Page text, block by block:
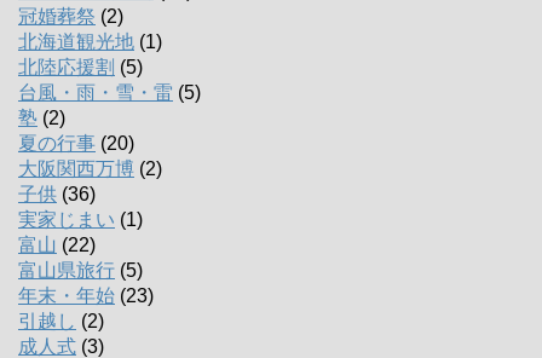
冠婚葬祭 (2)
北海道観光地 (1)
北陸応援割 (5)
台風・雨・雪・雷 (5)
塾 (2)
夏の行事 (20)
大阪関西万博 (2)
子供 (36)
実家じまい (1)
富山 (22)
富山県旅行 (5)
年末・年始 (23)
引越し (2)
成人式 (3)